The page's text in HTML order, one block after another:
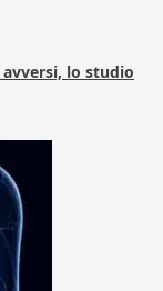
lo studio